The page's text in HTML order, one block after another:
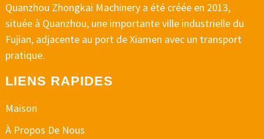
Quanzhou Zhongkai Machinery a été créée en 2013,
située à Quanzhou, une importante ville industrielle du
Fujian, adjacente au port de Xiamen avec un transport
pratique.
LIENS RAPIDES
Maison
À Propos De Nous